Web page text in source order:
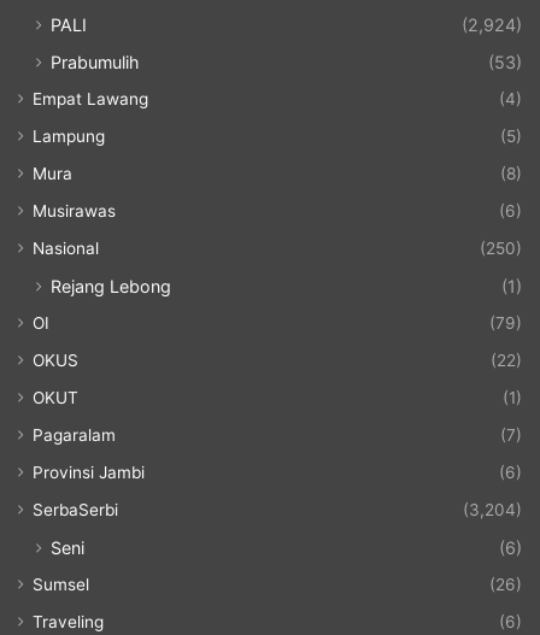
PALI
(2,924)
Prabumulih
(53)
Empat Lawang
(4)
Lampung
(5)
Mura
(8)
Musirawas
(6)
Nasional
(250)
Rejang Lebong (1)
OI
(79)
OKUS
(22)
OKUT
(1)
Pagaralam
(7)
Provinsi Jambi
(6)
SerbaSerbi
(3,204)
Seni (6)
Sumsel
(26)
Traveling
(6)